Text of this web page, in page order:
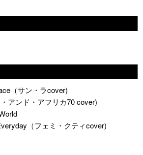
（サン・ラcover)
アンド・アフリカ70 cover)
（フェミ・クティcover)